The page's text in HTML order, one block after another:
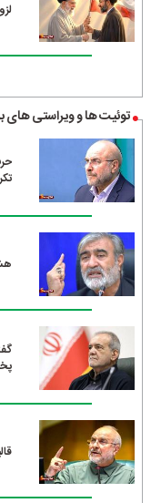
توئیت ها و ویراستی های